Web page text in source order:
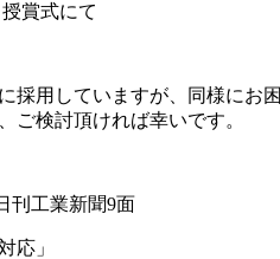
賞式にて
採用していますが、同様にお
ご検討頂ければ幸いです。
刊工業新聞9面
応」